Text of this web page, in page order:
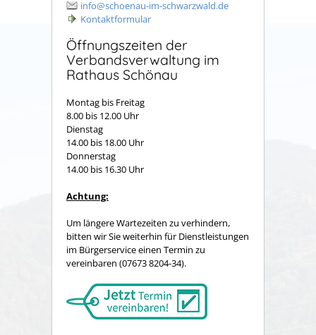
info@schoenau-im-schwarzwald.de
Kontaktformular
Öffnungszeiten der
Verbandsverwaltung im
Rathaus Schönau
Montag bis Freitag
8.00 bis 12.00 Uhr
Dienstag
14.00 bis 18.00 Uhr
Donnerstag
14.00 bis 16.30 Uhr
Achtung:
Um längere Wartezeiten zu verhindern,
bitten wir Sie weiterhin für Dienstleistungen
im Bürgerservice einen Termin zu
vereinbaren (07673 8204-34).